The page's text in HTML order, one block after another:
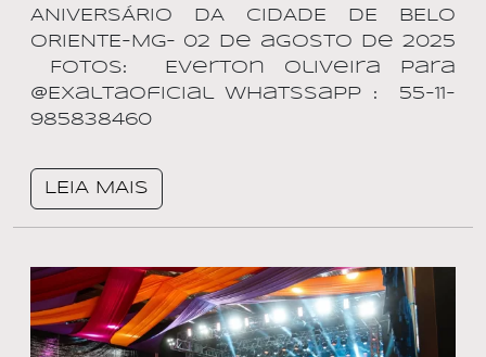
ANIVERSÁRIO DA CIDADE DE BELO
ORIENTE-MG– 02 de agosto de 2025
Fotos: Everton Oliveira para
@ExaltaOficial Whatssapp : 55-11-
985838460
LEIA MAIS